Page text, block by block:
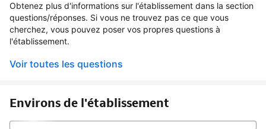
Obtenez plus d'informations sur l'établissement dans la section
questions/réponses. Si vous ne trouvez pas ce que vous
cherchez, vous pouvez poser vos propres questions à
l'établissement.
Voir toutes les questions
Environs de l'établissement